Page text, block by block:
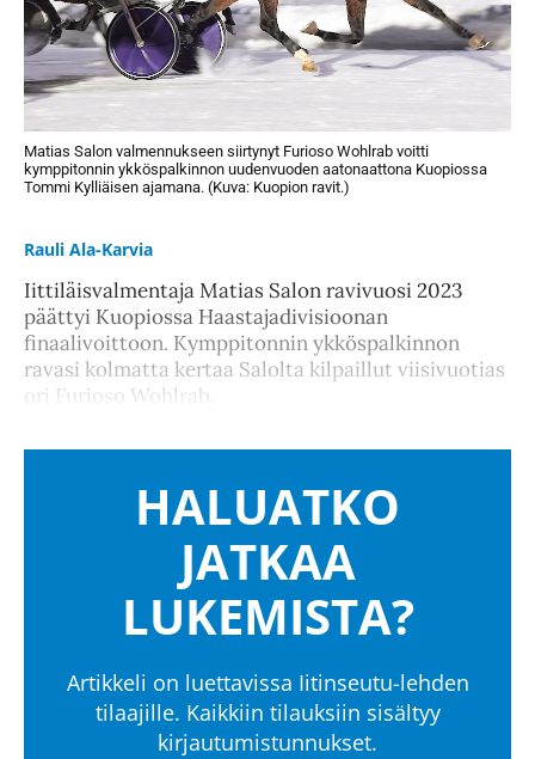
Matias Salon valmennukseen siirtynyt Furioso Wohlrab voitti
kymppitonnin ykköspalkinnon uudenvuoden aatonaattona Kuopiossa
Tommi Kylliäisen ajamana. (Kuva: Kuopion ravit.)
Rauli Ala-Karvia
Iittiläisvalmentaja Matias Salon ravivuosi 2023
päättyi Kuopiossa Haastajadivisioonan
finaalivoittoon. Kymppitonnin ykköspalkinnon
ravasi kolmatta kertaa Salolta kilpaillut viisivuotias
ori Furioso Wohlrab.
HALUATKO
JATKAA
LUKEMISTA?
Artikkeli on luettavissa Iitinseutu-lehden
tilaajille. Kaikkiin tilauksiin sisältyy
kirjautumistunnukset.